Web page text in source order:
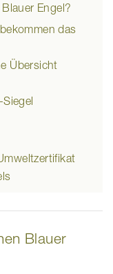
Engel?
das
Übersicht
Blauer